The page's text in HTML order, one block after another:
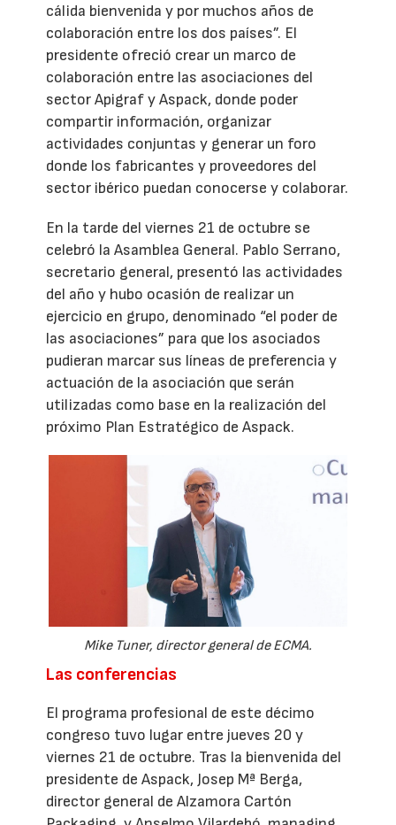
cálida bienvenida y por muchos años de
colaboración entre los dos países”. El
presidente ofreció crear un marco de
colaboración entre las asociaciones del
sector Apigraf y Aspack, donde poder
compartir información, organizar
actividades conjuntas y generar un foro
donde los fabricantes y proveedores del
sector ibérico puedan conocerse y colaborar.
En la tarde del viernes 21 de octubre se
celebró la Asamblea General. Pablo Serrano,
secretario general, presentó las actividades
del año y hubo ocasión de realizar un
ejercicio en grupo, denominado “el poder de
las asociaciones” para que los asociados
pudieran marcar sus líneas de preferencia y
actuación de la asociación que serán
utilizadas como base en la realización del
próximo Plan Estratégico de Aspack.
Mike Tuner, director general de ECMA.
Las conferencias
El programa profesional de este décimo
congreso tuvo lugar entre jueves 20 y
viernes 21 de octubre. Tras la bienvenida del
presidente de Aspack, Josep Mª Berga,
director general de Alzamora Cartón